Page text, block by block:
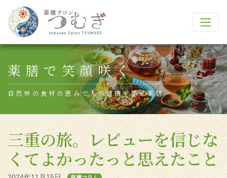
Main Navigation
薬膳で笑顔咲く
自然界の食材の恵みで人の健康を紡ぐ薬膳
三重の旅。レビューを信じな
くてよかったっと思えたこと